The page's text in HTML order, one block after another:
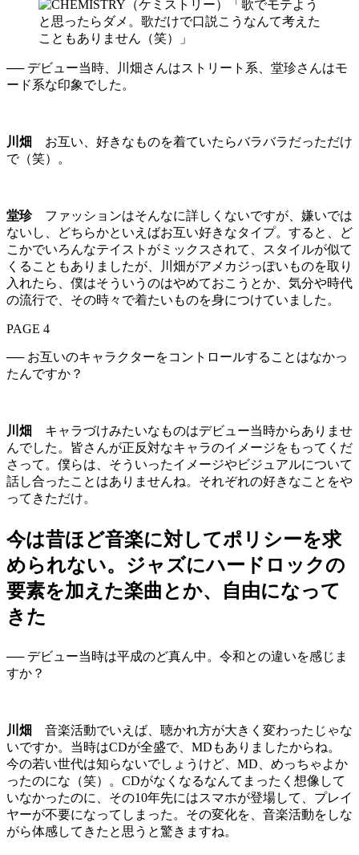
── デビュー当時、川畑さんはストリート系、堂珍さんはモ
ード系な印象でした。
川畑
お互い、好きなものを着ていたらバラバラだっただけ
で（笑）。
堂珍ファッションはそんなに詳しくないですが、嫌いでは
ないし、どちらかといえばお互い好きなタイプ。すると、ど
こかでいろんなテイストがミックスされて、スタイルが似て
くることもありましたが、川畑がアメカジっぽいものを取り
入れたら、僕はそういうのはやめておこうとか、気分や時代
の流行で、その時々で着たいものを身につけていました。
PAGE 4
── お互いのキャラクターをコントロールすることはなかっ
たんですか？
川畑
キャラづけみたいなものはデビュー当時からありませ
んでした。皆さんが正反対なキャラのイメージをもってくだ
さって。僕らは、そういったイメージやビジュアルについて
話し合ったことはありませんね。それぞれの好きなことをや
ってきただけ。
今は昔ほど音楽に対してポリシーを求
められない。ジャズにハードロックの
要素を加えた楽曲とか、自由になって
きた
── デビュー当時は平成のど真ん中。令和との違いを感じま
すか？
川畑
音楽活動でいえば、聴かれ方が大きく変わったじゃな
いですか。当時はCDが全盛で、MDもありましたからね。
今の若い世代は知らないでしょうけど、MD、めっちゃよか
ったのにな（笑）。CDがなくなるなんてまったく想像して
いなかったのに、その10年先にはスマホが登場して、プレイ
ヤーが不要になってしまった。その変化を、音楽活動をしな
がら体感してきたと思うと驚きますね。